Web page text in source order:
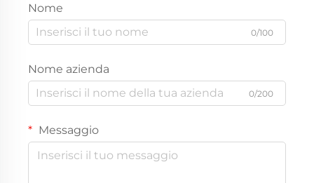
Nome
0/100
Nome azienda
0/200
Messaggio